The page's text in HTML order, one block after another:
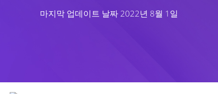
마지막 업데이트 날짜 2022년 8월 1일